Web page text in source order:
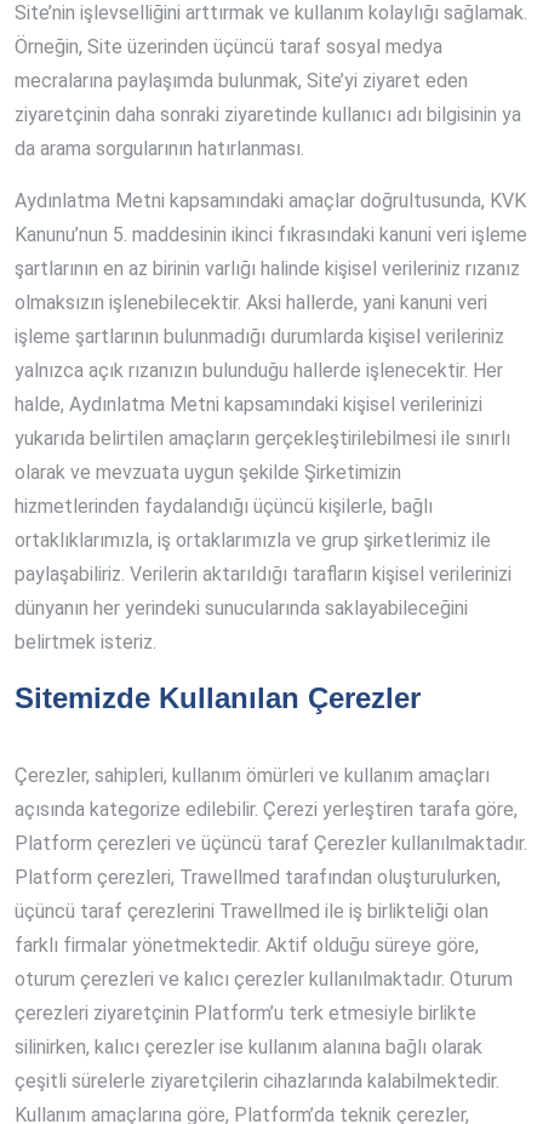
Site’nin işlevselliğini arttırmak ve kullanım kolaylığı sağlamak.
Örneğin, Site üzerinden üçüncü taraf sosyal medya
mecralarına paylaşımda bulunmak, Site’yi ziyaret eden
ziyaretçinin daha sonraki ziyaretinde kullanıcı adı bilgisinin ya
da arama sorgularının hatırlanması.
Aydınlatma Metni kapsamındaki amaçlar doğrultusunda, KVK
Kanunu’nun 5. maddesinin ikinci fıkrasındaki kanuni veri işleme
şartlarının en az birinin varlığı halinde kişisel verileriniz rızanız
olmaksızın işlenebilecektir. Aksi hallerde, yani kanuni veri
işleme şartlarının bulunmadığı durumlarda kişisel verileriniz
yalnızca açık rızanızın bulunduğu hallerde işlenecektir. Her
halde, Aydınlatma Metni kapsamındaki kişisel verilerinizi
yukarıda belirtilen amaçların gerçekleştirilebilmesi ile sınırlı
olarak ve mevzuata uygun şekilde Şirketimizin
hizmetlerinden faydalandığı üçüncü kişilerle, bağlı
ortaklıklarımızla, iş ortaklarımızla ve grup şirketlerimiz ile
paylaşabiliriz. Verilerin aktarıldığı tarafların kişisel verilerinizi
dünyanın her yerindeki sunucularında saklayabileceğini
belirtmek isteriz.
Sitemizde Kullanılan Çerezler
Çerezler, sahipleri, kullanım ömürleri ve kullanım amaçları
açısında kategorize edilebilir. Çerezi yerleştiren tarafa göre,
Platform çerezleri ve üçüncü taraf Çerezler kullanılmaktadır.
Platform çerezleri, Trawellmed tarafından oluşturulurken,
üçüncü taraf çerezlerini Trawellmed ile iş birlikteliği olan
farklı firmalar yönetmektedir. Aktif olduğu süreye göre,
oturum çerezleri ve kalıcı çerezler kullanılmaktadır. Oturum
çerezleri ziyaretçinin Platform’u terk etmesiyle birlikte
silinirken, kalıcı çerezler ise kullanım alanına bağlı olarak
çeşitli sürelerle ziyaretçilerin cihazlarında kalabilmektedir.
Kullanım amaçlarına göre, Platform’da teknik çerezler,